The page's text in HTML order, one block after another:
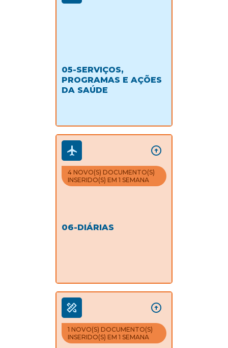
05-SERVIÇOS,
PROGRAMAS E AÇÕES
DA SAÚDE
4 NOVO(S) DOCUMENTO(S)
INSERIDO(S) EM 1 SEMANA
06-DIÁRIAS
1 NOVO(S) DOCUMENTO(S)
INSERIDO(S) EM 1 SEMANA